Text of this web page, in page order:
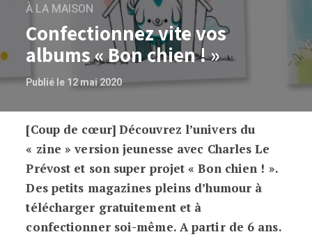
À LA MAISON
Confectionnez vite vos
albums « Bon chien ! »
Publié le 12 mai 2020
Confectionnez vite vos albums « Bon
[Coup de cœur] Découvrez l’univers du
« zine » version jeunesse avec Charles Le
Prévost et son super projet « Bon chien ! ».
Des petits magazines pleins d’humour à
télécharger gratuitement et à
confectionner soi-même. A partir de 6 ans.